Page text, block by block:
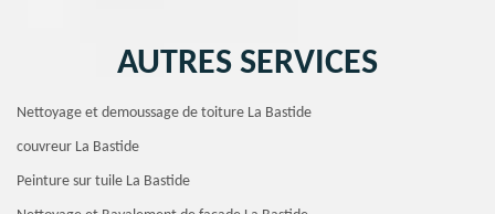
AUTRES SERVICES
Nettoyage et demoussage de toiture La Bastide
couvreur La Bastide
Peinture sur tuile La Bastide